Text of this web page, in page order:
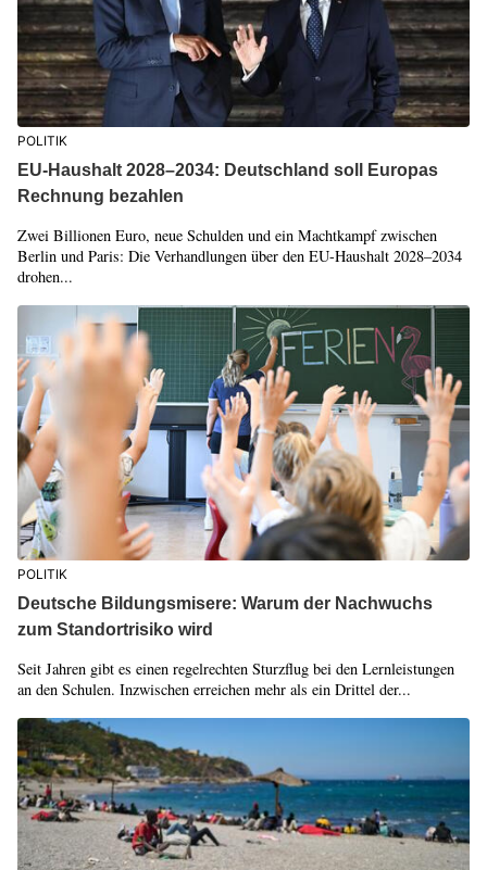
POLITIK
EU-Haushalt 2028–2034: Deutschland soll Europas
Rechnung bezahlen
Zwei Billionen Euro, neue Schulden und ein Machtkampf zwischen
Berlin und Paris: Die Verhandlungen über den EU-Haushalt 2028–2034
drohen...
POLITIK
Deutsche Bildungsmisere: Warum der Nachwuchs
zum Standortrisiko wird
Seit Jahren gibt es einen regelrechten Sturzflug bei den Lernleistungen
an den Schulen. Inzwischen erreichen mehr als ein Drittel der...